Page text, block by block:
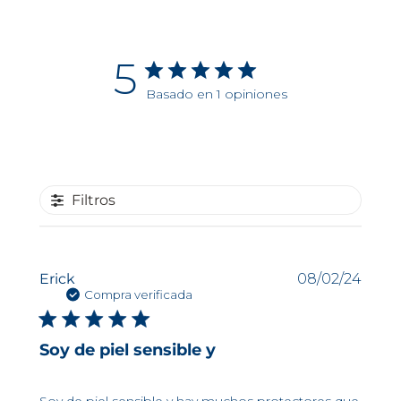
5 Basado en 1 opiniones
Filtros
Erick
Compra verificada
Soy de piel sensible y
08/02/24